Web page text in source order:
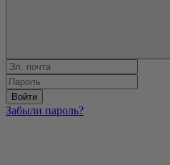
Войти
Забыли пароль?